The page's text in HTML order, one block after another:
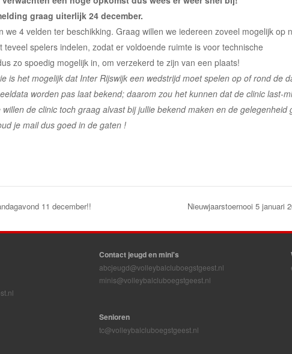
graag uiterlijk 24 december.
we 4 velden ter beschikking. Graag willen we iedereen zoveel mogelijk op
teveel spelers indelen, zodat er voldoende ruimte is voor technische
zo spoedig mogelijk in, om verzekerd te zijn van een plaats!
is het mogelijk dat Inter Rijswijk een wedstrijd moet spelen op of rond de
worden pas laat bekend; daarom zou het kunnen dat de clinic last-
de clinic toch graag alvast bij jullie bekend maken en de gelegenheid
je mail dus goed in de gaten !
11 december!! Nieuwjaarstoernooi 5 januari
Contact jeugd en mini's
abcjeugd@volleybalcluboegstgeest.nl
minis@volleybalcluboegstgeest.nl
Senioren
tc@volleybalcluboegstgeest.nl